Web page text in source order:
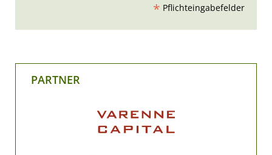
* Pflichteingabefelder
PARTNER